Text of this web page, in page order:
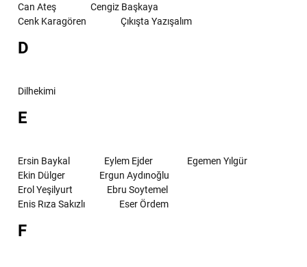
Can Ateş
Cengiz Başkaya
Cenk Karagören
Çıkışta Yazışalım
D
Dilhekimi
E
Ersin Baykal Eylem Ejder
Egemen Yılgür
Ekin Dülger
Ergun Aydınoğlu
Erol Yeşilyurt
Ebru Soytemel
Enis Rıza Sakızlı
Eser Ördem
F